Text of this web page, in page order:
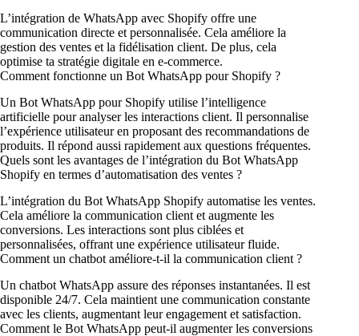
L’intégration de WhatsApp avec Shopify offre une
communication directe et personnalisée. Cela améliore la
gestion des ventes et la fidélisation client. De plus, cela
optimise ta stratégie digitale en e-commerce.
Comment fonctionne un Bot WhatsApp pour Shopify ?
Un Bot WhatsApp pour Shopify utilise l’intelligence
artificielle pour analyser les interactions client. Il personnalise
l’expérience utilisateur en proposant des recommandations de
produits. Il répond aussi rapidement aux questions fréquentes.
Quels sont les avantages de l’intégration du Bot WhatsApp
Shopify en termes d’automatisation des ventes ?
L’intégration du Bot WhatsApp Shopify automatise les ventes.
Cela améliore la communication client et augmente les
conversions. Les interactions sont plus ciblées et
personnalisées, offrant une expérience utilisateur fluide.
Comment un chatbot améliore-t-il la communication client ?
Un chatbot WhatsApp assure des réponses instantanées. Il est
disponible 24/7. Cela maintient une communication constante
avec les clients, augmentant leur engagement et satisfaction.
Comment le Bot WhatsApp peut-il augmenter les conversions